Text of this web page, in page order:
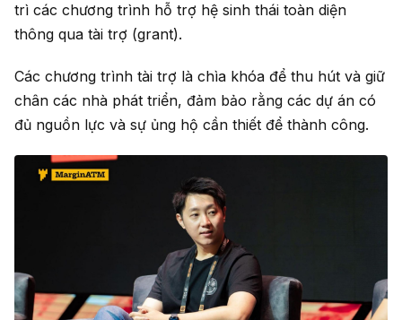
trì các chương trình hỗ trợ hệ sinh thái toàn diện
thông qua tài trợ (grant).
Các chương trình tài trợ là chìa khóa để thu hút và giữ
chân các nhà phát triển, đảm bảo rằng các dự án có
đủ nguồn lực và sự ủng hộ cần thiết để thành công.